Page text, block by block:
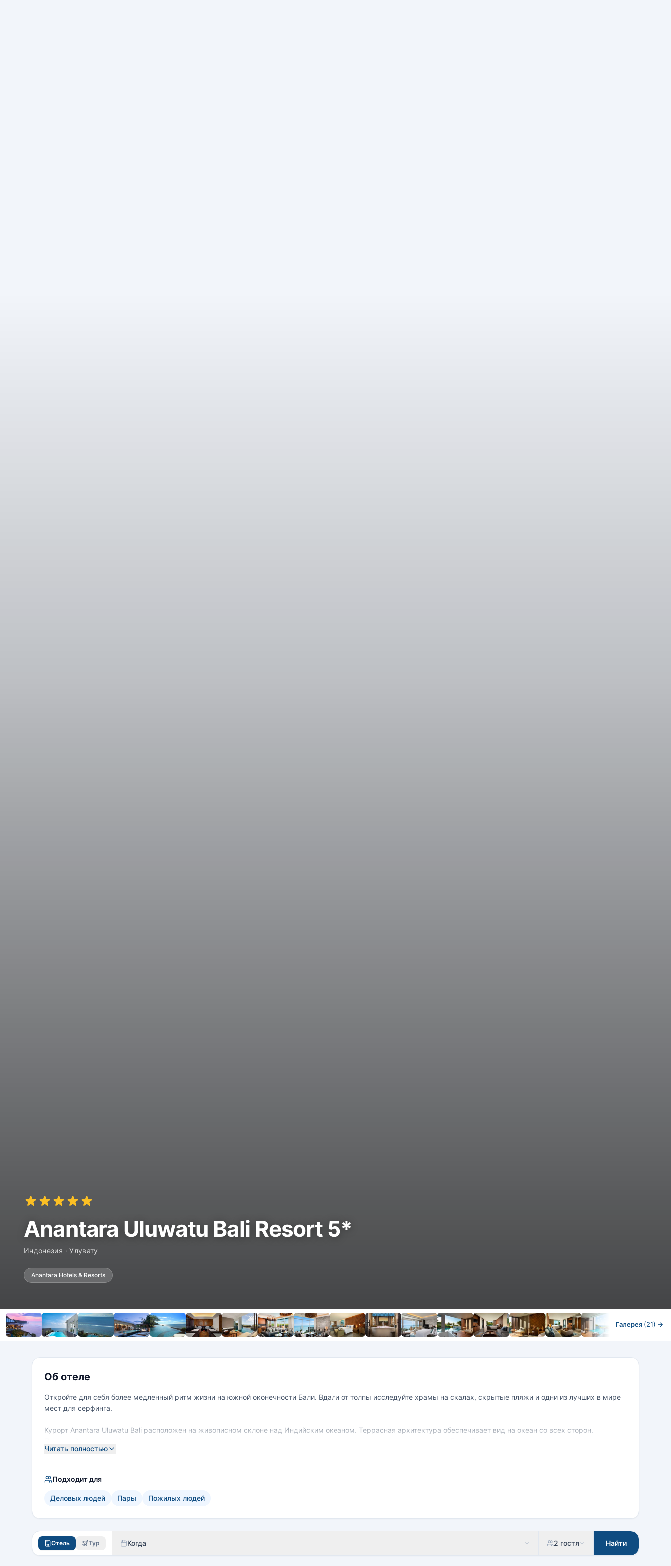
Anantara Uluwatu Bali Resort 5*
Индонезия · Улувату
Anantara Hotels & Resorts
Галерея (21) →
Об отеле
Откройте для себя более медленный ритм жизни на южной оконечности Бали. Вдали от толпы исследуйте храмы на скалах, скрытые пляжи и одни из лучших в мире
мест для серфинга.
Курорт Anantara Uluwatu Bali расположен на живописном склоне над Индийским океаном. Террасная архитектура обеспечивает вид на океан со всех сторон.
Невозможного пляжа внизу.
Читать полностью
Подходит для
Деловых людей Пары Пожилых людей
Отель Тур Когда 2 гостя Найти